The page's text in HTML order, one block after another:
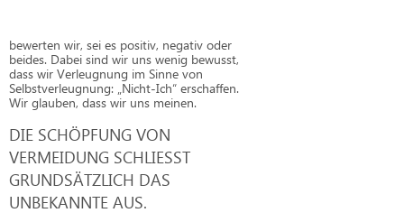
bewerten wir, sei es positiv, negativ oder
beides. Dabei sind wir uns wenig bewusst,
dass wir Verleugnung im Sinne von
Selbstverleugnung: „Nicht-Ich“ erschaffen.
Wir glauben, dass wir uns meinen.
DIE SCHÖPFUNG VON
VERMEIDUNG SCHLIESST
GRUNDSÄTZLICH DAS
UNBEKANNTE AUS.